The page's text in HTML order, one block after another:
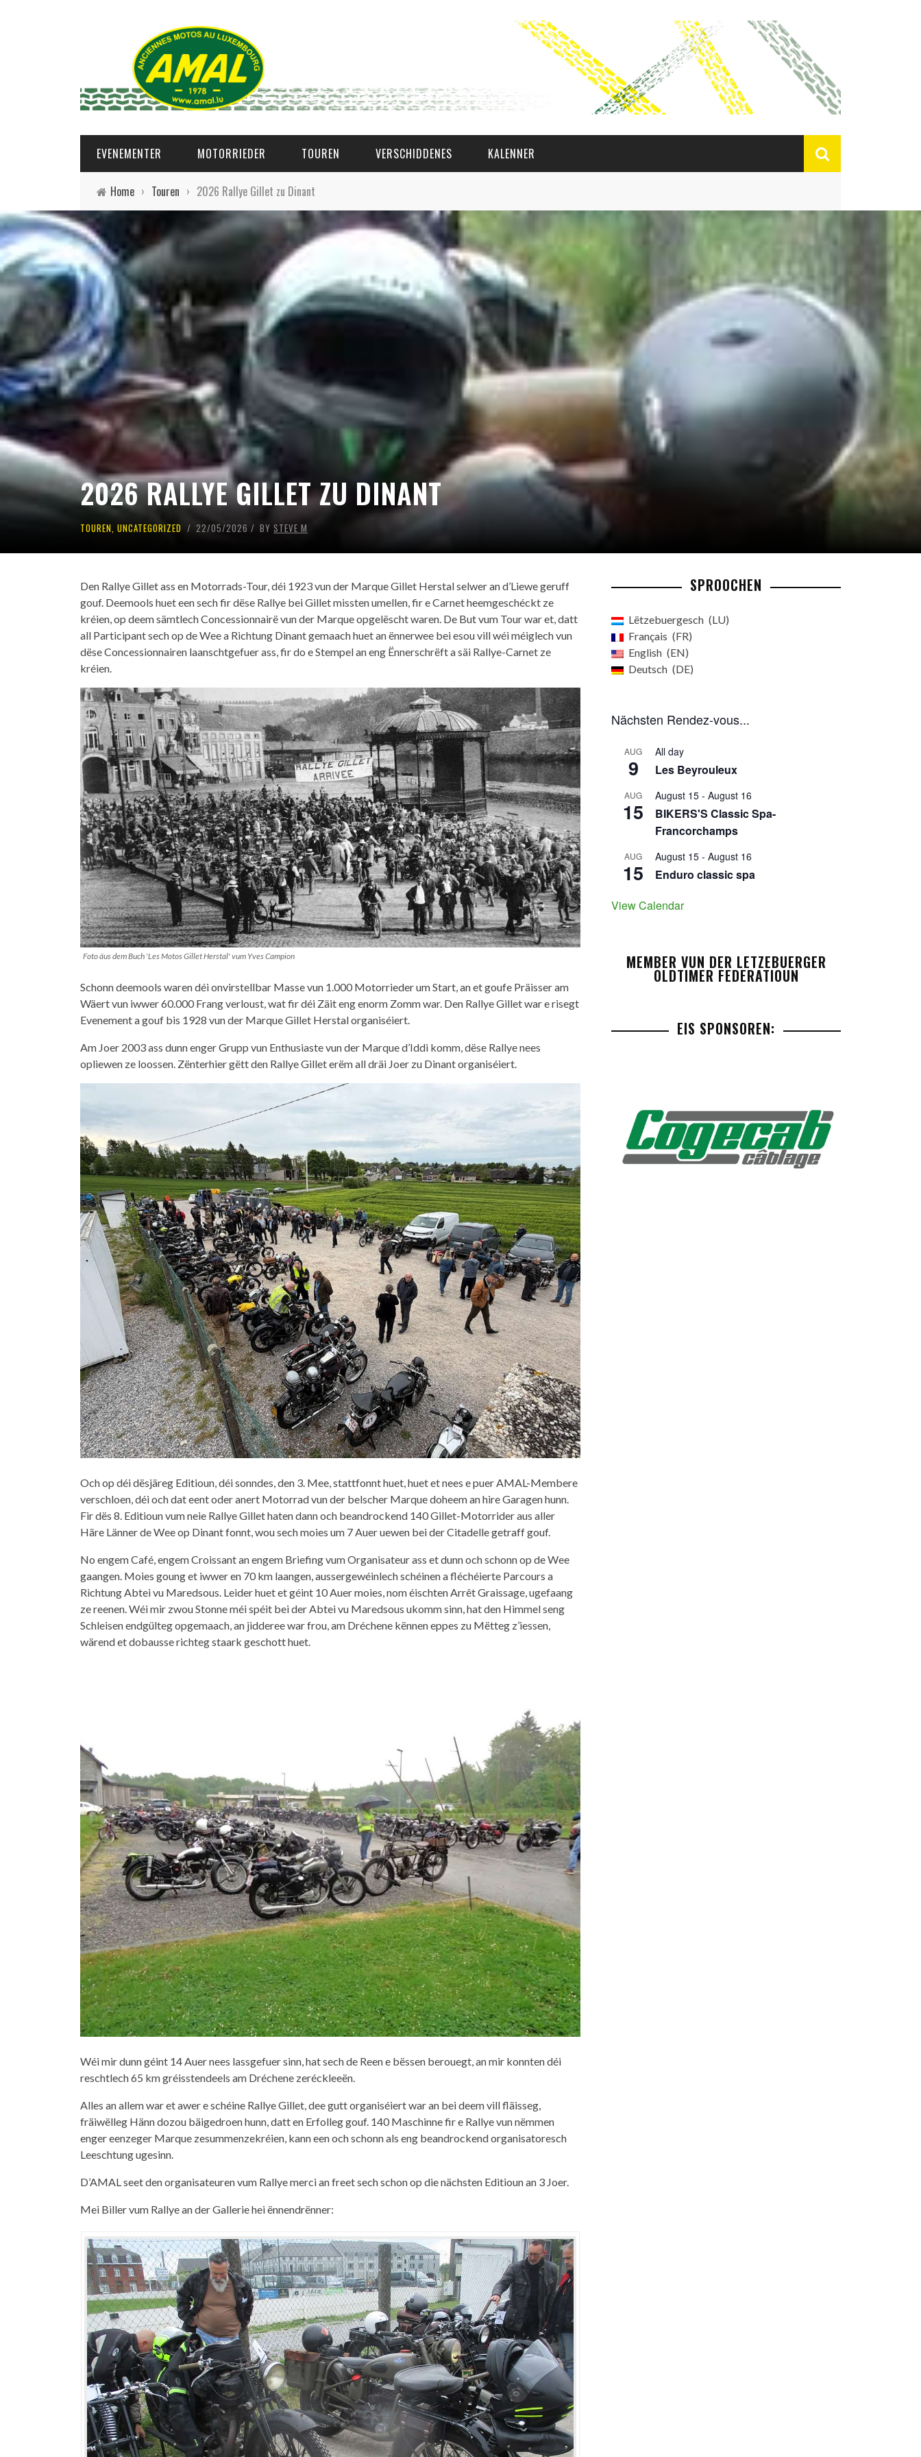
EVENEMENTER MOTORRIEDER TOUREN VERSCHIDDENES
WAT AS D'AMAL?
DEN COMITÉ
KALENNER
Home › Touren › 2026 Rallye Gillet zu Dinant
2026 RALLYE GILLET ZU DINANT
TOUREN, UNCATEGORIZED 22/05/2026 BY STEVE M
Den Rallye Gilletass en Motorrads-Tour, déi 1923 vun der MarqueGillet Herstalselwer an d’Liewe geruff
gouf. Deemools huet een sech fir dëse Rallye bei Gillet missten umellen, fir e Carnet heemgeschéckt ze
kréien, op deem sämtlech Concessionnairë vun der Marque opgelëscht waren. De But vum Tour war et, datt
all Participant sech op de Wee a Richtung Dinant gemaach huet an ënnerwee bei esou vill wéi méiglech vun
dëse Concessionnairen laanschtgefuer ass, fir do e Stempel an eng Ënnerschrëft a säi Rallye-Carnet ze
kréien.
Foto äus dem Buch 'Les Motos Gillet Herstal' vum Yves Campion
Schonn deemools waren déi onvirstellbar Masse vun 1.000 Motorrieder um Start, an et goufe Präisser am
Wäert vun iwwer 60.000 Frang verloust, wat fir déi Zäit eng enorm Zomm war. Den Rallye Gillet war e risegt
Evenement a gouf bis 1928 vun der Marque Gillet Herstal organiséiert.
Am Joer 2003 ass dunn enger Grupp vun Enthusiaste vun der Marque d’Iddi komm, dëse Rallye nees
opliewen ze loossen. Zënterhier gëtt den Rallye Gillet erëm all dräi Joer zu Dinant organiséiert.
Och op déi dësjäreg Editioun, déi sonndes, den 3. Mee, stattfonnt huet, huet et nees e puer AMAL-Membere
verschloen, déi och dat eent oder anert Motorrad vun der belscher Marque doheem an hire Garagen hunn.
Fir dës 8. Editioun vum neie Rallye Gillet haten dann och beandrockend 140 Gillet-Motorrider aus aller
Häre Länner de Wee op Dinant fonnt, wou sech moies um 7 Auer uewen bei der Citadelle getraff gouf.
No engem Café, engem Croissant an engem Briefing vum Organisateur ass et dunn och schonn op de Wee
gaangen. Moies goung et iwwer en 70 km laangen, aussergewéinlech schéinen a fléchéierte Parcours a
Richtung Abtei vu Maredsous. Leider huet et géint 10 Auer moies, nom éischten Arrêt Graissage, ugefaang
ze reenen. Wéi mir zwou Stonne méi spéit bei der Abtei vu Maredsous ukomm sinn, hat den Himmel seng
Schleisen endgülteg opgemaach, an jidderee war frou, am Dréchene kënnen eppes zu Mëtteg z’iessen,
wärend et dobausse richteg staark geschott huet.
Wéi mir dunn géint 14 Auer nees lassgefuer sinn, hat sech de Reen e bëssen berouegt, an mir konnten déi
reschtlech 65 km gréisstendeels am Dréchene zeréckleeën.
Alles an allem war et awer e schéine Rallye Gillet, dee gutt organiséiert war an bei deem vill fläisseg,
fräiwëlleg Hänn dozou bäigedroen hunn, datt en Erfolleg gouf. 140 Maschinne fir e Rallye vun nëmmen
enger eenzeger Marque zesummenzekréien, kann een och schonn als eng beandrockend organisatoresch
Leeschtung ugesinn.
D’AMAL seet den organisateuren vum Rallye merci an freet sech schon op die nächsten Editioun an 3 Joer.
Mei Biller vum Rallye an der Gallerie hei ënnendrënner:
SPROOCHEN
Lëtzebuergesch
LU
Français
FR
English
EN
Deutsch
DE
Nächsten Rendez-vous...
AUG
9
All day
Les Beyrouleux
AUG
15
August 15 - August 16
BIKERS'S Classic Spa-
Francorchamps
AUG
15
August 15 - August 16
Enduro classic spa
View Calendar
MEMBER VUN DER LETZEBUERGER
OLDTIMER FEDERATIOUN
EIS SPONSOREN: